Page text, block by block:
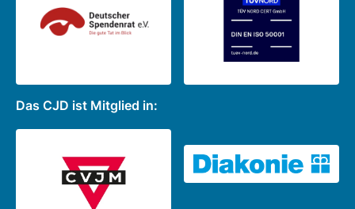
Das CJD ist Mitglied in: